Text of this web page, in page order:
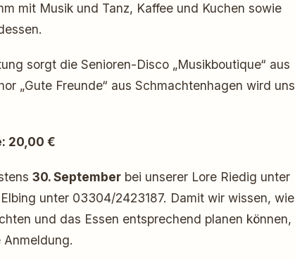
mit Musik und Tanz, Kaffee und Kuchen sowie
sorgt die Senioren-Disco „Musikboutique“ aus
„Gute Freunde“ aus Schmachtenhagen wird uns
20,00 €
30. September bei unserer Lore Riedig unter
unter 03304/2423187. Damit wir wissen, wie
und das Essen entsprechend planen können,